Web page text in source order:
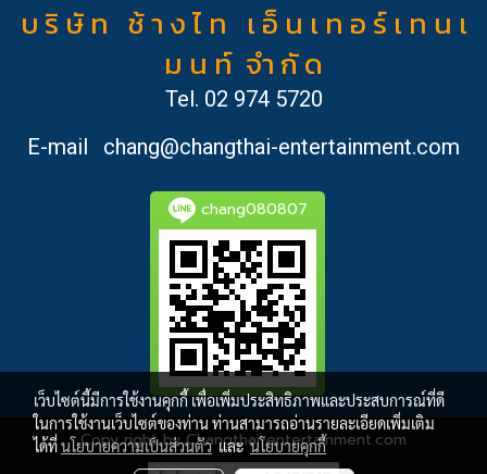
บ ริ ษั ท ช้ า ง ไ ท เ อ็ น เ ท อ ร์ เ ท น เ
ม น ท์ จำ กั ด
Tel. 02 974 5720
E-mail
chang@changthai-entertainment.com
chang080807
Copy right by Changthai-entertainment.com
เว็บไซต์นี้มีการใช้งานคุกกี้ เพื่อเพิ่มประสิทธิภาพและประสบการณ์ที่ดี
ในการใช้งานเว็บไซต์ของท่าน ท่านสามารถอ่านรายละเอียดเพิ่มเติม
ได้ที่นโยบายความเป็นส่วนตัวและนโยบายคุกกี้